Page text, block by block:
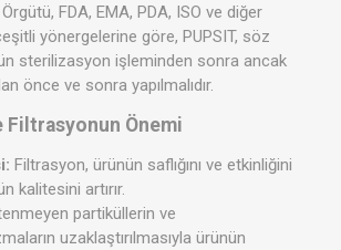
FDA, EMA, PDA, ISO ve diğer
yönergelerine göre, PUPSIT, söz
sterilizasyon işleminden sonra ancak
önce ve sonra yapılmalıdır.
Filtrasyonun Önemi
Filtrasyon, ürünün saflığını ve etkinliğini
kalitesini artırır.
partiküllerin ve
uzaklaştırılmasıyla ürünün